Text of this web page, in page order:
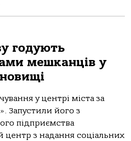
годують
мешканців у
у центрі міста за
Запустили його з
підприємства
центр з надання соціальних